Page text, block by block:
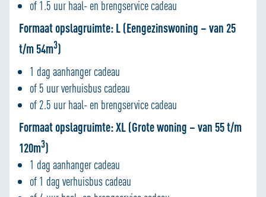
of 1.5 uur haal- en brengservice cadeau
Formaat opslagruimte: L (Eengezinswoning – van 25
t/m 54m3)
1 dag aanhanger cadeau
of 5 uur verhuisbus cadeau
of 2.5 uur haal- en brengservice cadeau
Formaat opslagruimte: XL (Grote woning – van 55 t/m
120m3)
1 dag aanhanger cadeau
of 1 dag verhuisbus cadeau